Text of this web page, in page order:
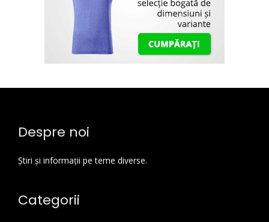
Despre noi
Știri și informații pe teme diverse.
Categorii